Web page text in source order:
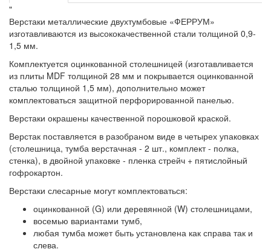
"
Верстаки металлические двухтумбовые «ФЕРРУМ»
изготавливаются из высококачественной стали толщиной 0,9-
1,5 мм.
Комплектуется оцинкованной столешницей (изготавливается
из плиты MDF толщиной 28 мм и покрывается оцинкованной
сталью толщиной 1,5 мм), дополнительно может
комплектоваться защитной перфорированной панелью.
Верстаки окрашены качественной порошковой краской.
Верстак поставляется в разобраном виде в четырех упаковках
(столешница, тумба верстачная - 2 шт., комплект - полка,
стенка), в двойной упаковке - пленка стрейч + пятислойный
гофрокартон.
Верстаки слесарные могут комплектоваться:
оцинкованной (G) или деревянной (W) столешницами,
восемью вариантами тумб,
любая тумба может быть установлена как справа так и
слева.